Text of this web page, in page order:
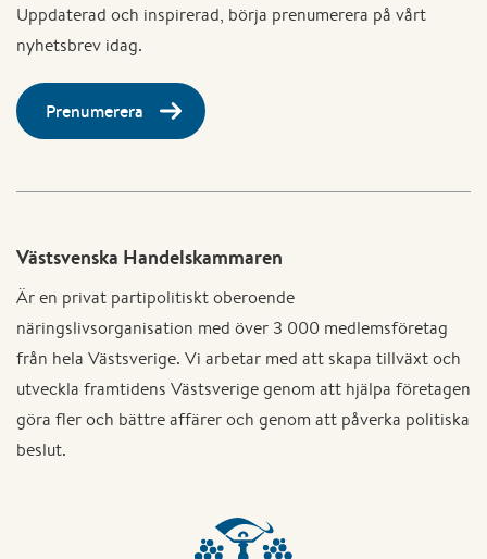
Uppdaterad och inspirerad, börja prenumerera på vårt
nyhetsbrev idag.
Prenumerera
Västsvenska Handelskammaren
Är en privat partipolitiskt oberoende
näringslivsorganisation med över 3 000 medlemsföretag
från hela Västsverige. Vi arbetar med att skapa tillväxt och
utveckla framtidens Västsverige genom att hjälpa företagen
göra fler och bättre affärer och genom att påverka politiska
beslut.